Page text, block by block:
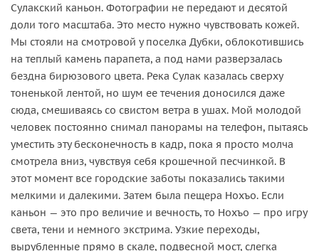
Сулакский каньон. Фотографии не передают и десятой
доли того масштаба. Это место нужно чувствовать кожей.
Мы стояли на смотровой у поселка Дубки, облокотившись
на теплый камень парапета, а под нами разверзалась
бездна бирюзового цвета. Река Сулак казалась сверху
тоненькой лентой, но шум ее течения доносился даже
сюда, смешиваясь со свистом ветра в ушах. Мой молодой
человек постоянно снимал панорамы на телефон, пытаясь
уместить эту бесконечность в кадр, пока я просто молча
смотрела вниз, чувствуя себя крошечной песчинкой. В
этот момент все городские заботы показались такими
мелкими и далекими. Затем была пещера Нохъо. Если
каньон — это про величие и вечность, то Нохъо — про игру
света, тени и немного экстрима. Узкие переходы,
вырубленные прямо в скале, подвесной мост, слегка